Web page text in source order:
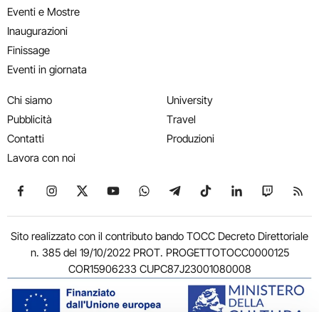
Eventi e Mostre
Inaugurazioni
Finissage
Eventi in giornata
Chi siamo
Pubblicità
Contatti
Lavora con noi
University
Travel
Produzioni
Seguici su Facebook
Seguici su Instagram
Seguici su X
Seguici su YouTube
Seguici su WhatsApp
Seguici su Telegram
Seguici su TikTok
Seguici su
Seguici
Sito realizzato con il contributo bando TOCC Decreto Direttoriale
n. 385 del 19/10/2022 PROT. PROGETTOTOCC0000125
COR15906233 CUPC87J23001080008